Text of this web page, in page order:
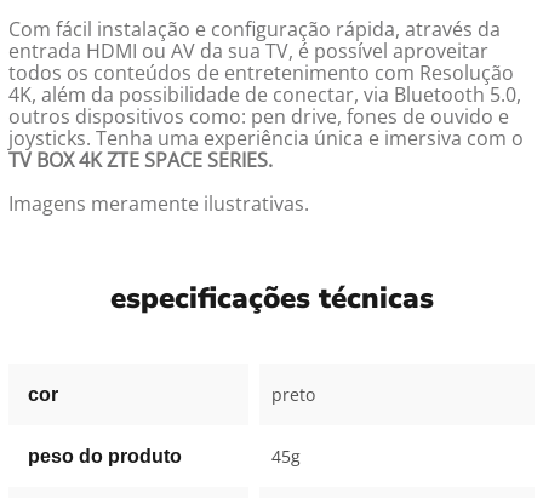
Com fácil instalação e configuração rápida, através da
entrada HDMI ou AV da sua TV, é possível aproveitar
todos os conteúdos de entretenimento com Resolução
4K, além da possibilidade de conectar, via Bluetooth 5.0,
outros dispositivos como: pen drive, fones de ouvido e
joysticks. Tenha uma experiência única e imersiva com o
TV BOX 4K ZTE SPACE SERIES.
Imagens meramente ilustrativas.
especificações técnicas
cor preto
peso do produto 45g